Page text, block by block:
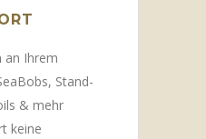
an Ihrem
Stand-
& mehr
keine